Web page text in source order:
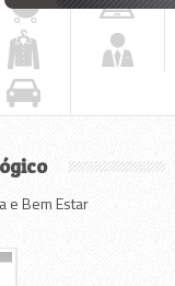
e Bem Estar